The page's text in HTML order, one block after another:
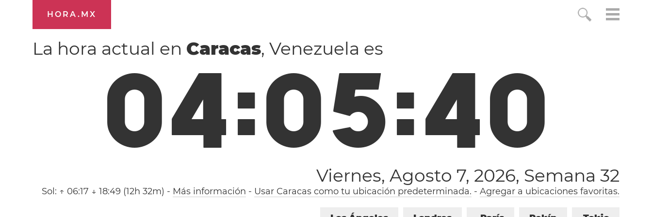
HORA.MX
La hora actual en Caracas, Venezuela es
04:05:41
Viernes, Agosto 7, 2026, Semana 32
Sol: ↑ 06:17 ↓ 18:49 (12h 32m) - Más información - Usar Caracas como tu ubicación predeterminada. - Agregar a ubicaciones favoritas.